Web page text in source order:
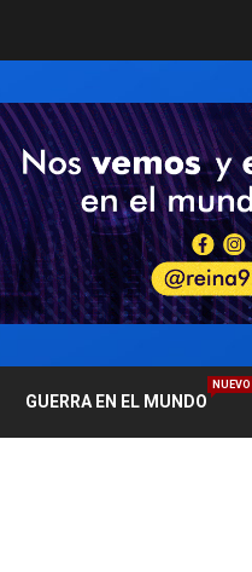
GUERRA EN EL MUNDO
NUEVO